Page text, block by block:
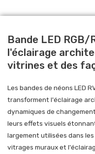
Bande LED RGB/
l'éclairage
vitrines et des
Les bandes de néons LED
transforment l'éclairage
dynamiques de
leurs effets visuels
largement utilisées dans
vitrages muraux et